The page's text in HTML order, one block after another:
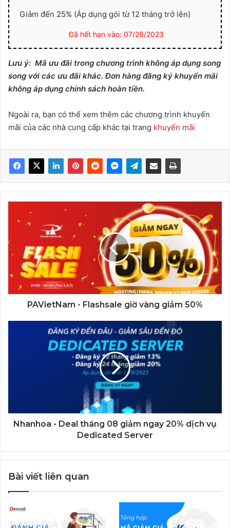
Giảm đến 25% (Áp dụng gói từ 12 tháng trở lên)
Đã hết hạn vào: 07/26/2023
Lưu ý: Mã ưu đãi trong chương trình không áp dụng song
song với các ưu đãi khác. Đơn hàng đăng ký khuyến mãi
không áp dụng chính sách hoàn tiền.
Ngoài ra, bạn có thể xem thêm các chương trình khuyến
mãi của các nhà cung cấp khác tại trang khuyến mãi
Flashsale
giờ
giảm
50%
PAVietNam - Flashsale giờ vàng giảm 50%
dịch
vụNhanhoa - Deal tháng 08 giảm ngay 20% dịch vụ
Dedicated Server
Bài viết liên quan